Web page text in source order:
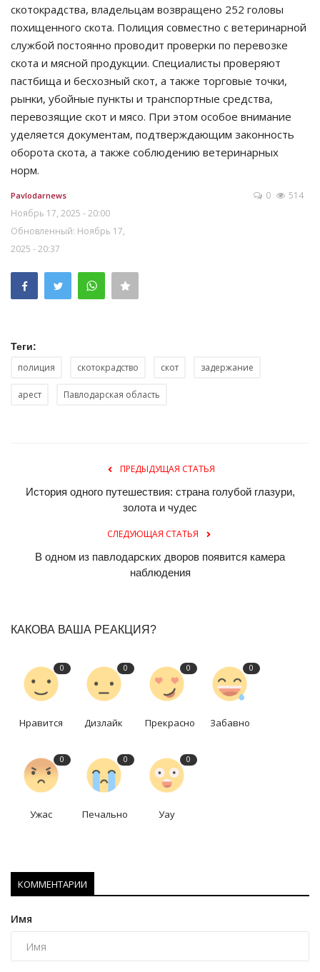
скотокрадства, владельцам возвращено 252 головы
похищенного скота. Полиция совместно с ветеринарной
службой постоянно проводит проверки по перевозке
скота и мясной продукции. Специалисты проверяют
пастбища и бесхозный скот, а также торговые точки,
рынки, убойные пункты и транспортные средства,
перевозящие скот и мясо. При этом особое внимание
уделяется документам, подтверждающим законность
оборота скота, а также соблюдению ветеринарных
норм.
Pavlodarnews
Ноябрь 17, 2025 - 20:00
Обновленный: Ноябрь 17,
2025 - 20:37
0 514
Теги:
полиция скотокрадство скот задержание
арест Павлодарская область
ПРЕДЫДУЩАЯ СТАТЬЯ
История одного путешествия: страна голубой глазури,
золота и чудес
СЛЕДУЮЩАЯ СТАТЬЯ
В одном из павлодарских дворов появится камера
наблюдения
КАКОВА ВАША РЕАКЦИЯ?
0
Нравится
0
Дизлайк
0
Прекрасно
0
Забавно
0
Ужас
0
Печально
0
Уау
КОММЕНТАРИИ
Имя